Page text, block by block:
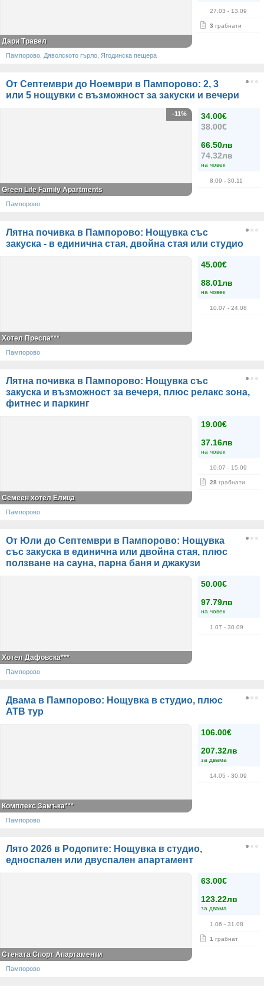
27.03 - 13.09
3 грабнати
Дари Травел
Пампорово, Дяволското гърло, Ягодинска пещера
От Септември до Ноември в Пампорово: 2, 3
или 5 нощувки с възможност за закуски и вечери
34.00€
38.00€
66.50лв
74.32лв
на човек
8.09 - 30.11
-11%
Green Life Family Apartments
Пампорово
Лятна почивка в Пампорово: Нощувка със
закуска - в единична стая, двойна стая или студио
45.00€
88.01лв
на човек
10.07 - 24.08
Хотел Преспа***
Пампорово
Лятна почивка в Пампорово: Нощувка със
закуска и възможност за вечеря, плюс релакс зона,
фитнес и паркинг
19.00€
37.16лв
на човек
10.07 - 15.09
28 грабнати
Семеен хотел Елица
Пампорово
От Юли до Септември в Пампорово: Нощувка
със закуска в единична или двойна стая, плюс
ползване на сауна, парна баня и джакузи
50.00€
97.79лв
на човек
1.07 - 30.09
Хотел Дафовска***
Пампорово
Двама в Пампорово: Нощувка в студио, плюс
АТВ тур
106.00€
207.32лв
за двама
14.05 - 30.09
Комплекс Замъка***
Пампорово
Лято 2026 в Родопите: Нощувка в студио,
едноспален или двуспален апартамент
63.00€
123.22лв
за двама
1.06 - 31.08
1 грабнат
Стената Спорт Апартаменти
Пампорово